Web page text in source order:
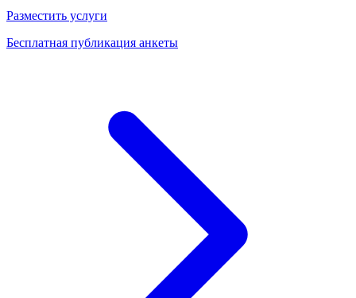
Разместить услуги
Бесплатная публикация анкеты